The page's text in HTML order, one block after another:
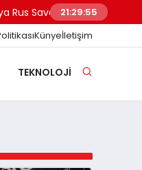
Savaşçıların AB Girişini
21:29:56
Künyeİletişim
TEKNOLOJI